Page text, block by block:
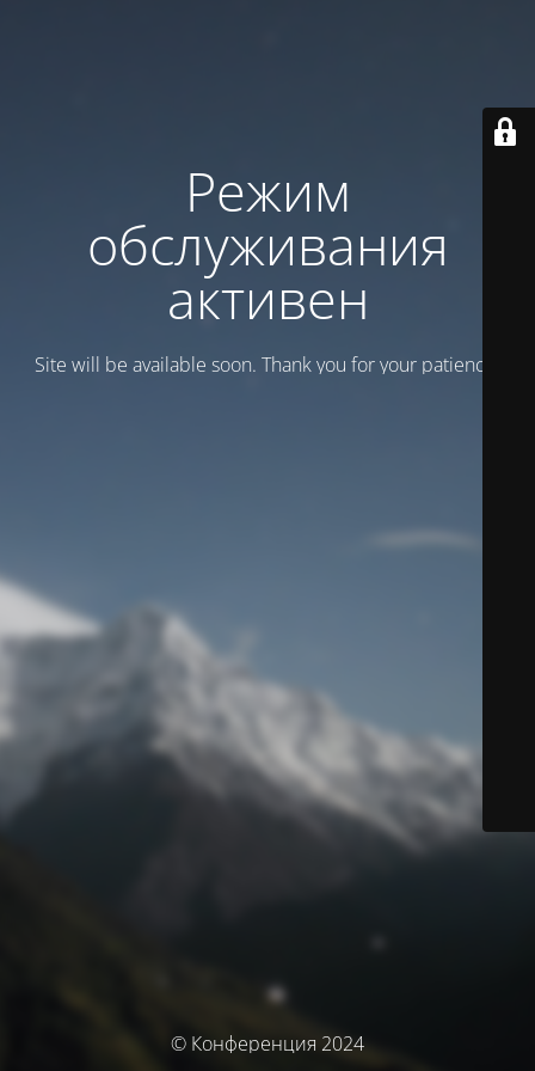
Режим
обслуживания
активен
Site will be available soon. Thank you for your patience!
© Конференция 2024